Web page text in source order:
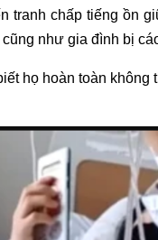
tranh chấp tiếng ồn
như gia đình bị
họ hoàn toàn không